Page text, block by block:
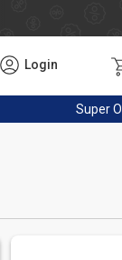
Login
Super